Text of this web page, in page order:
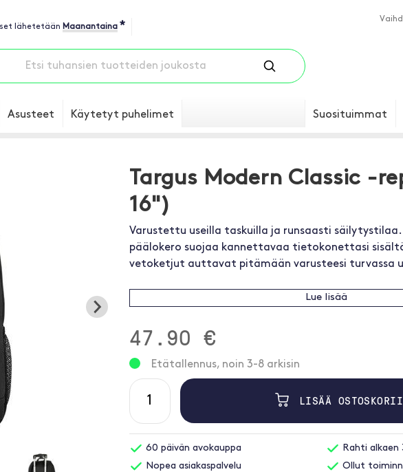
lähetetään Maanantaina *
Asusteet Käytetyt puhelimet Suosituimmat
Targus Modern Classic -
16")
Varustettu useilla taskuilla ja runsaasti
päälokero suojaa kannettavaa tietokonettasi
vetoketjut auttavat pitämään varusteesi turvassa
Lue lisää
47.90 €
Etätallennus, noin 3-8 arkisin
LISÄÄ
60 päivän avokauppa
Rahti alkaen
Nopea asiakaspalvelu
Ollut